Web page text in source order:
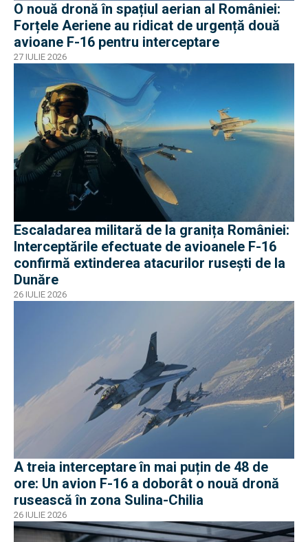
O nouă dronă în spațiul aerian al României:
Forțele Aeriene au ridicat de urgență două
avioane F-16 pentru interceptare
27 IULIE 2026
Escaladarea militară de la granița României:
Interceptările efectuate de avioanele F-16
confirmă extinderea atacurilor rusești de la
Dunăre
26 IULIE 2026
A treia interceptare în mai puțin de 48 de
ore: Un avion F-16 a doborât o nouă dronă
rusească în zona Sulina-Chilia
26 IULIE 2026